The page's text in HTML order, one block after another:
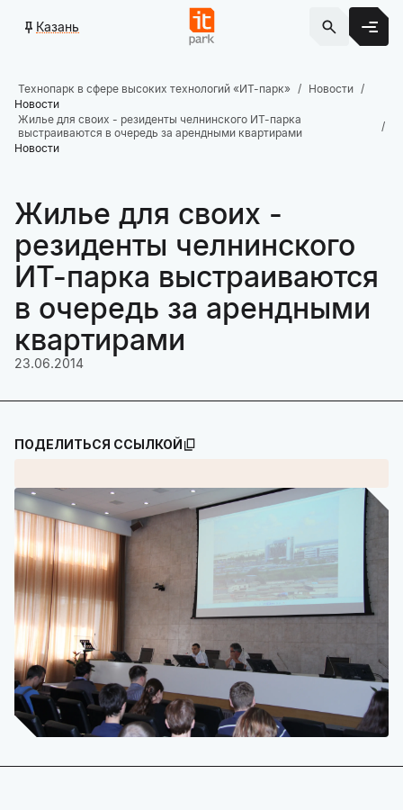
Казань
Технопарк в сфере высоких технологий «ИТ-парк»
Новости
Новости
Жилье для своих - резиденты челнинского ИТ-парка
выстраиваются в очередь за арендными квартирами
Новости
Жилье для своих -
резиденты челнинского
ИТ-парка выстраиваются
в очередь за арендными
квартирами
23.06.2014
ПОДЕЛИТЬСЯ ССЫЛКОЙ